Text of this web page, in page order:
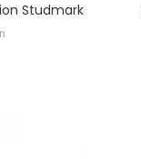
Studmark